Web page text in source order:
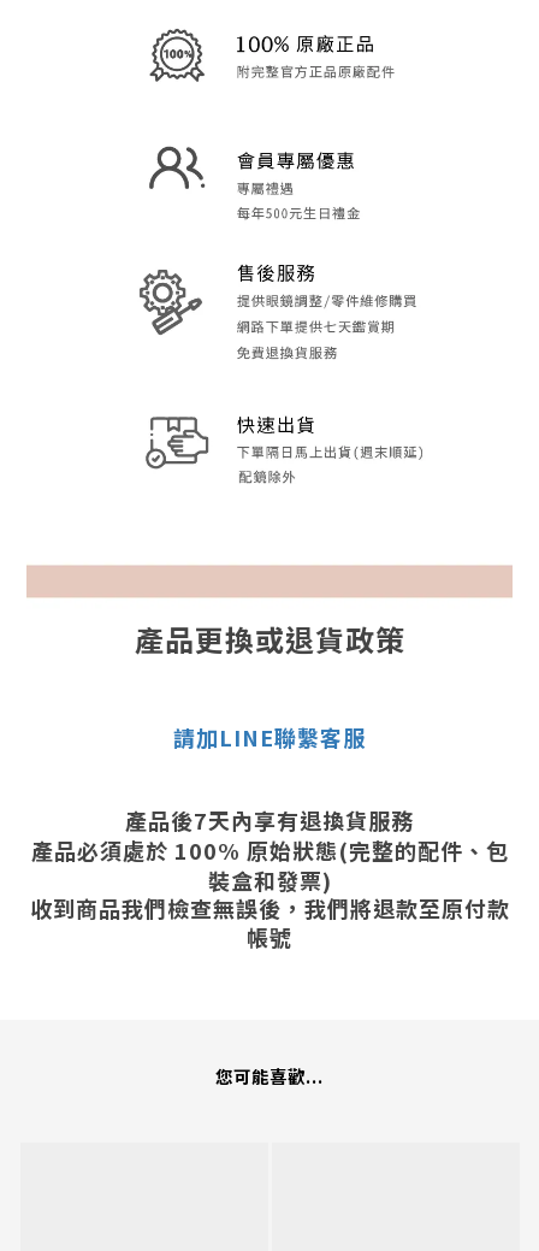
產品更換或退貨政策
請加LINE聯繫客服
產品後7天內享有退換貨服務
產品必須處於 100% 原始狀態(完整的配件、包
裝盒和發票)
收到商品我們檢查無誤後，我們將退款至原付款
帳號
您可能喜歡...